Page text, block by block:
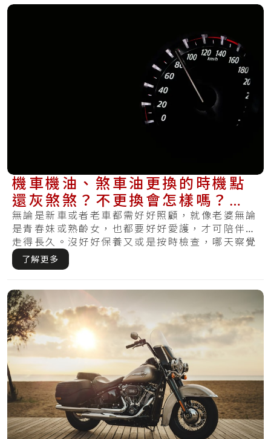
機車機油、煞車油更換的時機點
還灰煞煞？不更換會怎樣嗎？現
在曉得還不算晚～
無論是新車或者老車都需好好照顧，就像老婆無論
是青春妹或熟齡女，也都要好好愛護，才可陪伴你
走得長久。沒好好保養又或是按時檢查，哪天察覺
損壞.....
了解更多